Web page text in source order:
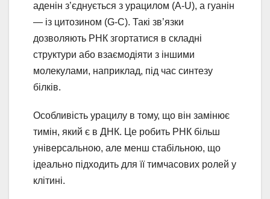
аденін з’єднується з урацилом (A-U), а гуанін
— із цитозином (G-C). Такі зв’язки
дозволяють РНК згортатися в складні
структури або взаємодіяти з іншими
молекулами, наприклад, під час синтезу
білків.
Особливість урацилу в тому, що він замінює
тимін, який є в ДНК. Це робить РНК більш
універсальною, але менш стабільною, що
ідеально підходить для її тимчасових ролей у
клітині.